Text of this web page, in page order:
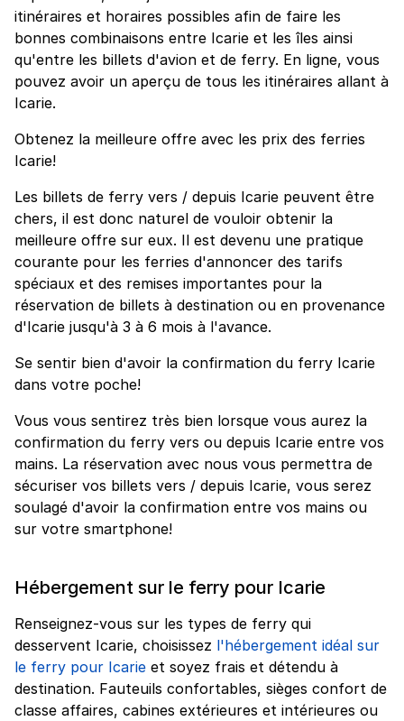
itinéraires et horaires possibles afin de faire les
bonnes combinaisons entre Icarie et les îles ainsi
qu'entre les billets d'avion et de ferry. En ligne, vous
pouvez avoir un aperçu de tous les itinéraires allant à
Icarie.
Obtenez la meilleure offre avec les prix des ferries
Icarie!
Les billets de ferry vers / depuis Icarie peuvent être
chers, il est donc naturel de vouloir obtenir la
meilleure offre sur eux. Il est devenu une pratique
courante pour les ferries d'annoncer des tarifs
spéciaux et des remises importantes pour la
réservation de billets à destination ou en provenance
d'Icarie jusqu'à 3 à 6 mois à l'avance.
Se sentir bien d'avoir la confirmation du ferry Icarie
dans votre poche!
Vous vous sentirez très bien lorsque vous aurez la
confirmation du ferry vers ou depuis Icarie entre vos
mains. La réservation avec nous vous permettra de
sécuriser vos billets vers / depuis Icarie, vous serez
soulagé d'avoir la confirmation entre vos mains ou
sur votre smartphone!
Hébergement sur le ferry pour Icarie
Renseignez-vous sur les types de ferry qui
desservent Icarie, choisissez l'hébergement idéal sur
le ferry pour Icarie et soyez frais et détendu à
destination. Fauteuils confortables, sièges confort de
classe affaires, cabines extérieures et intérieures ou